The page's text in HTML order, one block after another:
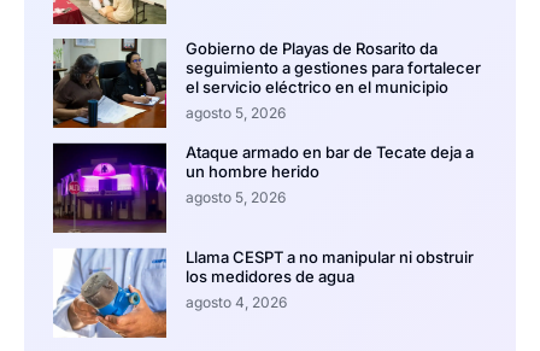
Gobierno de Playas de Rosarito da
seguimiento a gestiones para fortalecer
el servicio eléctrico en el municipio
agosto 5, 2026
Ataque armado en bar de Tecate deja a
un hombre herido
agosto 5, 2026
Llama CESPT a no manipular ni obstruir
los medidores de agua
agosto 4, 2026